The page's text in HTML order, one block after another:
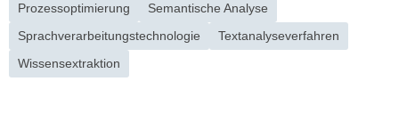
Prozessoptimierung
Semantische Analyse
Sprachverarbeitungstechnologie
Textanalyseverfahren
Wissensextraktion